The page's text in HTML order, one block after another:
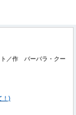
ト／作 バーバラ・クー
！)